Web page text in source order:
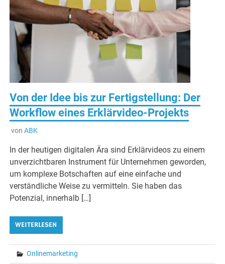
Von der Idee bis zur Fertigstellung: Der
Workflow eines Erklärvideo-Projekts
von ABK
In der heutigen digitalen Ära sind Erklärvideos zu einem
unverzichtbaren Instrument für Unternehmen geworden,
um komplexe Botschaften auf eine einfache und
verständliche Weise zu vermitteln. Sie haben das
Potenzial, innerhalb […]
WEITERLESEN
Onlinemarketing